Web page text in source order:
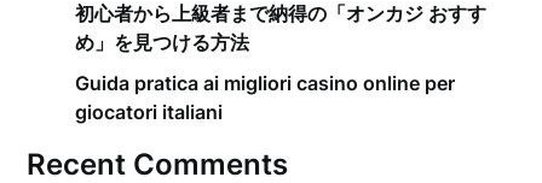
初心者から上級者まで納得の「オンカジ おすす
め」を見つける方法
Guida pratica ai migliori casino online per
giocatori italiani
Recent Comments